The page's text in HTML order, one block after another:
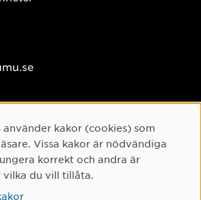
kakor (cookies) som
Vissa kakor är nödvändiga
korrekt och andra är
vilka du vill tillåta.